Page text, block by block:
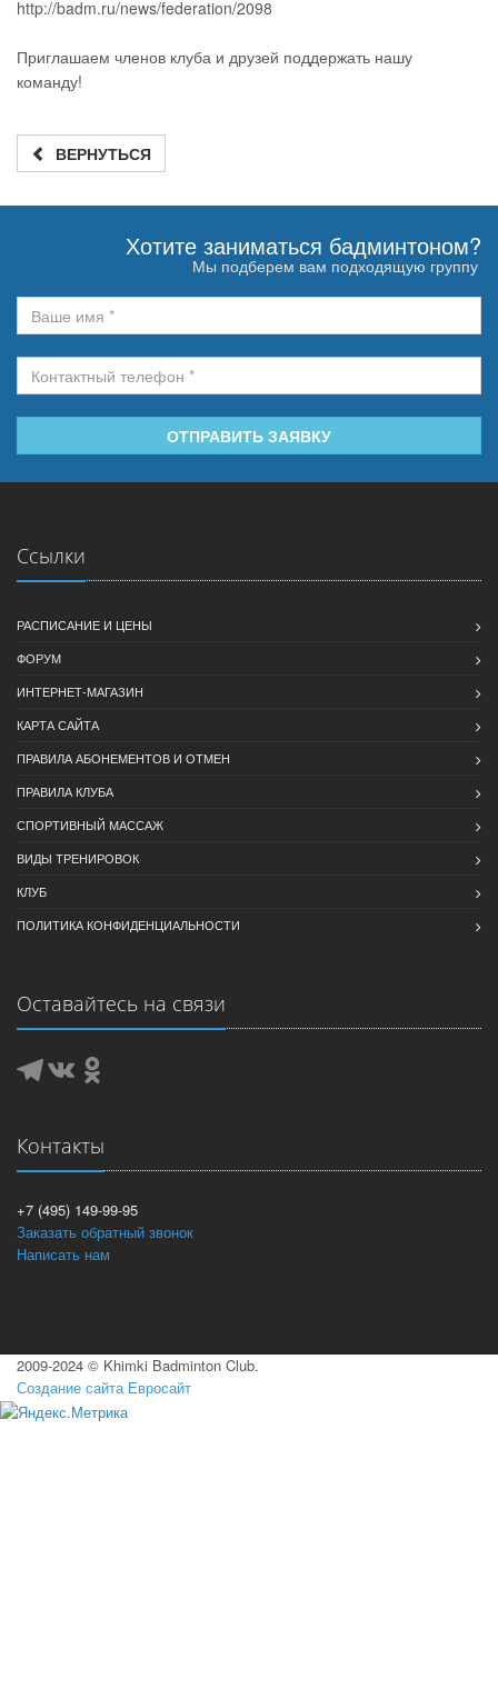
http://badm.ru/news/federation/2098
Приглашаем членов клуба и друзей поддержать нашу
команду!
ВЕРНУТЬСЯ
Хотите заниматься бадминтоном?
Мы подберем вам подходящую группу
ОТПРАВИТЬ ЗАЯВКУ
Ссылки
РАСПИСАНИЕ И ЦЕНЫ
ФОРУМ
ИНТЕРНЕТ-МАГАЗИН
КАРТА САЙТА
ПРАВИЛА АБОНЕМЕНТОВ И ОТМЕН
ПРАВИЛА КЛУБА
СПОРТИВНЫЙ МАССАЖ
ВИДЫ ТРЕНИРОВОК
КЛУБ
ПОЛИТИКА КОНФИДЕНЦИАЛЬНОСТИ
Оставайтесь на связи
Контакты
+7 (495) 149-99-95
Заказать обратный звонок
Написать нам
2009-2024 © Khimki Badminton Club.
Создание сайта Евросайт